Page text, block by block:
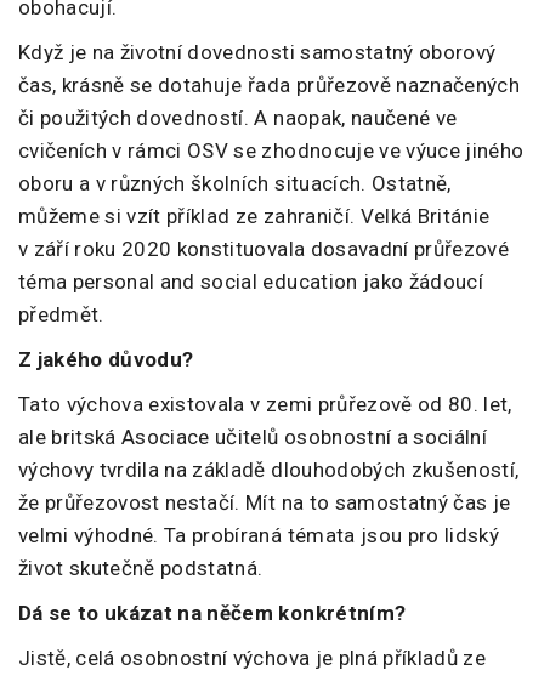
obohacují.
Když je na životní dovednosti samostatný oborový
čas, krásně se dotahuje řada průřezově naznačených
či použitých dovedností. A naopak, naučené ve
cvičeních v rámci OSV se zhodnocuje ve výuce jiného
oboru a v různých školních situacích. Ostatně,
můžeme si vzít příklad ze zahraničí. Velká Británie
v září roku 2020 konstituovala dosavadní průřezové
téma personal and social education jako žádoucí
předmět.
Z jakého důvodu?
Tato výchova existovala v zemi průřezově od 80. let,
ale britská Asociace učitelů osobnostní a sociální
výchovy tvrdila na základě dlouhodobých zkušeností,
že průřezovost nestačí. Mít na to samostatný čas je
velmi výhodné. Ta probíraná témata jsou pro lidský
život skutečně podstatná.
Dá se to ukázat na něčem konkrétním?
Jistě, celá osobnostní výchova je plná příkladů ze